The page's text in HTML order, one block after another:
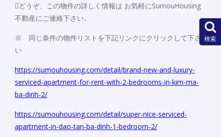
どうぞ、この物件の詳しく情報は お気軽にSumouHousing
不動産にご連絡下さい。
※ 同じ条件の物件リストを下記リンクにクリックして下さ
い
https://sumouhousing.com/detail/brand-new-and-luxury-
serviced-apartment-for-rent-with-2-bedrooms-in-kim-ma-
ba-dinh-2/
https://sumouhousing.com/detail/super-nice-serviced-
apartment-in-dao-tan-ba-dinh-1-bedroom-2/
検索